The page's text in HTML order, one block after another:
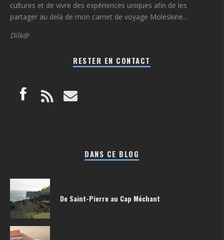
cultures et de vivre des expériences uniques afin de les
partager au delà de mon carnet de voyage Moleskine...
Dilk@
RESTER EN CONTACT
DANS CE BLOG
De Saint-Pierre au Cap Méchant